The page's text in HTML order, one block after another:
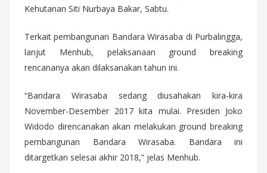
Kehutanan Siti Nurbaya Bakar, Sabtu.
Terkait pembangunan Bandara Wirasaba di Purbalingga,
lanjut Menhub, pelaksanaan ground breaking
rencananya akan dilaksanakan tahun ini.
“Bandara Wirasaba sedang diusahakan kira-kira
November-Desember 2017 kita mulai. Presiden Joko
Widodo direncanakan akan melakukan ground breaking
pembangunan Bandara Wirasaba. Bandara ini
ditargetkan selesai akhir 2018,” jelas Menhub.